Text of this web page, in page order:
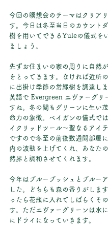
今回の瞑想会のテーマはクリア
す。今日は冬至当日のカウント
樹を用いてできるYuleの儀式を
ましょう。
先ずお住まいの家の周りに自然
をとってきます。なければ近所
に出掛け季節の常緑樹を調達し
英語で Evergreen エヴァーグリ
すね。冬の間もグリーンに生い
命力の象徴。ペイガンの儀式で
イクリッドツール～聖なるアイ
ですので冬至の前後数週間部屋
内の波動を上げてくれ、あなた
然界と調和させてくれます。
今年は ブルーブッシュとブルー
した。どちらも森の香りがしま
ったら花瓶に入れてしばらくそ
す。ただエヴァーグリーンは水
にドライになっていきます。